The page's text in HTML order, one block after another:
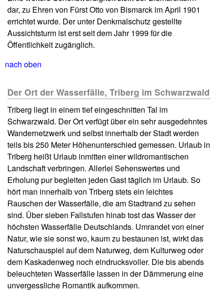
dar, zu Ehren von Fürst Otto von Bismarck im April 1901
errichtet wurde. Der unter Denkmalschutz gestellte
Aussichtsturm ist erst seit dem Jahr 1999 für die
Öffentlichkeit zugänglich.
nach oben
Der Ort der Wasserfälle, Triberg im Schwarzwald
Triberg liegt in einem tief eingeschnitten Tal im
Schwarzwald. Der Ort verfügt über ein sehr ausgedehntes
Wandernetzwerk und selbst innerhalb der Stadt werden
teils bis 250 Meter Höhenunterschied gemessen. Urlaub in
Triberg heißt Urlaub inmitten einer wildromantischen
Landschaft verbringen. Allerlei Sehenswertes und
Erholung pur begleiten jeden Gast täglich im Urlaub. So
hört man innerhalb von Triberg stets ein leichtes
Rauschen der Wasserfälle, die am Stadtrand zu sehen
sind. Über sieben Fallstufen hinab tost das Wasser der
höchsten Wasserfälle Deutschlands. Umrandet von einer
Natur, wie sie sonst wo, kaum zu bestaunen ist, wirkt das
Naturschauspiel auf dem Naturweg, dem Kulturweg oder
dem Kaskadenweg noch eindrucksvoller. Die bis abends
beleuchteten Wasserfälle lassen in der Dämmerung eine
unvergessliche Romantik aufkommen.